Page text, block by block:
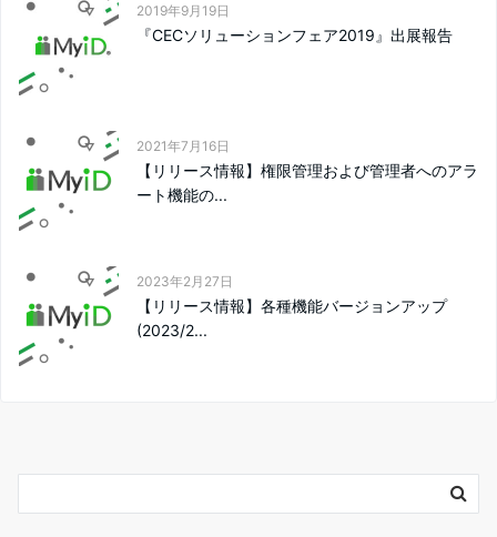
2019年9月19日
『CECソリューションフェア2019』出展報告
2021年7月16日
【リリース情報】権限管理および管理者へのアラ
ート機能の...
2023年2月27日
【リリース情報】各種機能バージョンアップ
(2023/2...